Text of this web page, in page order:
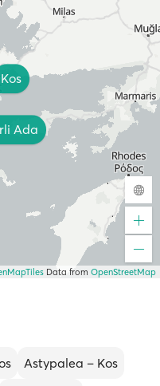
Ada
Kos
Data from OpenStreetMap
Astypalea – Kos